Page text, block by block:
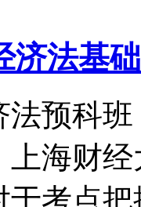
济法基
法预科
上海财
考点